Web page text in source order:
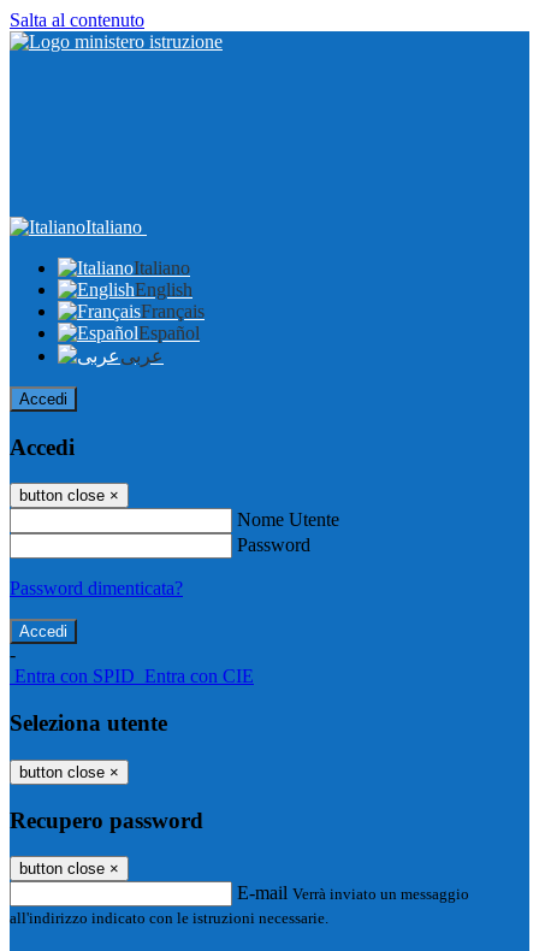
Salta al contenuto
Italiano
Italiano
English
Français
Español
عربى
Accedi
Accedi
button close ×
Nome Utente
Password
Password dimenticata?
-
Entra con SPID Entra con CIE
Seleziona utente
button close ×
Recupero password
button close ×
E-mail Verrà inviato un messaggio
all'indirizzo indicato con le istruzioni necessarie.